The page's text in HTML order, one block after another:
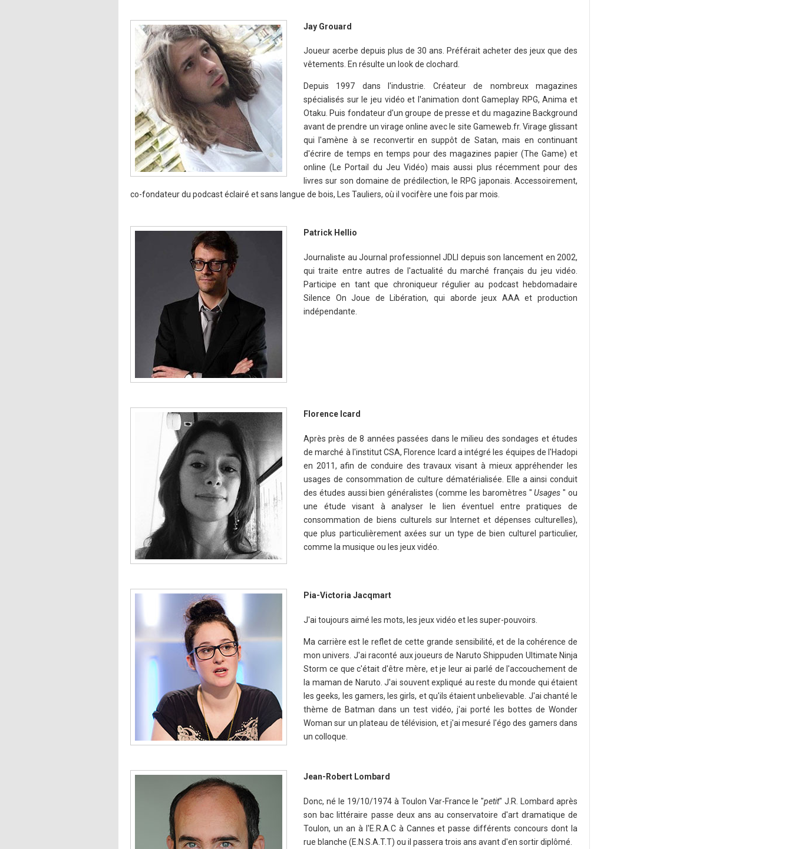
Jay Grouard
Joueur acerbe depuis plus de 30 ans. Préférait acheter des jeux que des
vêtements. En résulte un look de clochard.
Depuis 1997 dans l'industrie. Créateur de nombreux magazines
spécialisés sur le jeu vidéo et l'animation dont Gameplay RPG, Anima et
Otaku. Puis fondateur d'un groupe de presse et du magazine Background
avant de prendre un virage online avec le site Gameweb.fr. Virage glissant
qui l'amène à se reconvertir en suppôt de Satan, mais en continuant
d'écrire de temps en temps pour des magazines papier (The Game) et
online (Le Portail du Jeu Vidéo) mais aussi plus récemment pour des
livres sur son domaine de prédilection, le RPG japonais. Accessoirement,
co-fondateur du podcast éclairé et sans langue de bois, Les Tauliers, où il vocifère une fois par mois.
Patrick Hellio
Journaliste au Journal professionnel JDLI depuis son lancement en 2002,
qui traite entre autres de l'actualité du marché français du jeu vidéo.
Participe en tant que chroniqueur régulier au podcast hebdomadaire
Silence On Joue de Libération, qui aborde jeux AAA et production
indépendante.
Florence Icard
Après près de 8 années passées dans le milieu des sondages et études
de marché à l'institut CSA, Florence Icard a intégré les équipes de l'Hadopi
en 2011, afin de conduire des travaux visant à mieux appréhender les
usages de consommation de culture dématérialisée. Elle a ainsi conduit
des études aussi bien généralistes (comme les baromètres " Usages" ou
une étude visant à analyser le lien éventuel entre pratiques de
consommation de biens culturels sur Internet et dépenses culturelles),
que plus particulièrement axées sur un type de bien culturel particulier,
comme la musique ou les jeux vidéo.
Pia-Victoria Jacqmart
J'ai toujours aimé les mots, les jeux vidéo et les super-pouvoirs.
Ma carrière est le reflet de cette grande sensibilité, et de la cohérence de
mon univers. J'ai raconté aux joueurs de Naruto Shippuden Ultimate Ninja
Storm ce que c'était d'être mère, et je leur ai parlé de l'accouchement de
la maman de Naruto. J'ai souvent expliqué au reste du monde qui étaient
les geeks, les gamers, les girls, et qu'ils étaient unbelievable. J'ai chanté le
thème de Batman dans un test vidéo, j'ai porté les bottes de Wonder
Woman sur un plateau de télévision, et j'ai mesuré l'égo des gamers dans
un colloque.
Jean-Robert Lombard
Donc, né le 19/10/1974 à Toulon Var-France le "petit" J.R. Lombard après
son bac littéraire passe deux ans au conservatoire d'art dramatique de
Toulon, un an à l'E.R.A.C à Cannes et passe différents concours dont la
rue blanche (E.N.S.A.T.T) ou il passera trois ans avant d'en sortir diplômé.